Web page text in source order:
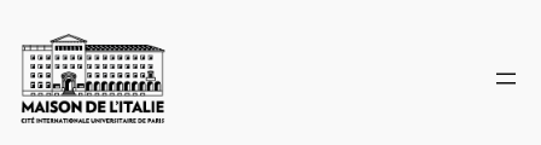
to
content